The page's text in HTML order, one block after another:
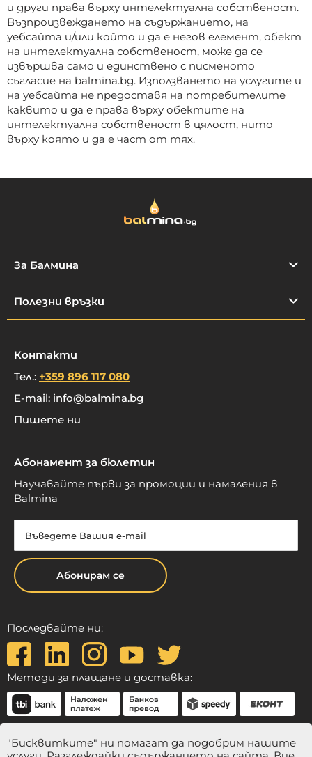
и други права върху интелектуална собственост.
Възпроизвеждането на съдържанието, на
уебсайта и/или който и да е негов елемент, обект
на интелектуална собственост, може да се
извършва само и единствено с писменото
съгласие на balmina.bg. Използването на услугите и
на уебсайтa не предоставя на потребителите
каквито и да е права върху обектите на
интелектуална собственост в цялост, нито
върху която и да е част от тях.
За Балмина
Полезни връзки
Контакти
Тел.: +359 896 117 080
E-mail: info@balmina.bg
Пишете ни
Абонамент за бюлетин
Научавайте първи за промоции и намаления в
Balmina
Абонирам се
Последвайте ни:
Методи за плащане и доставка:
"Бисквитките" ни помагат да подобрим нашите